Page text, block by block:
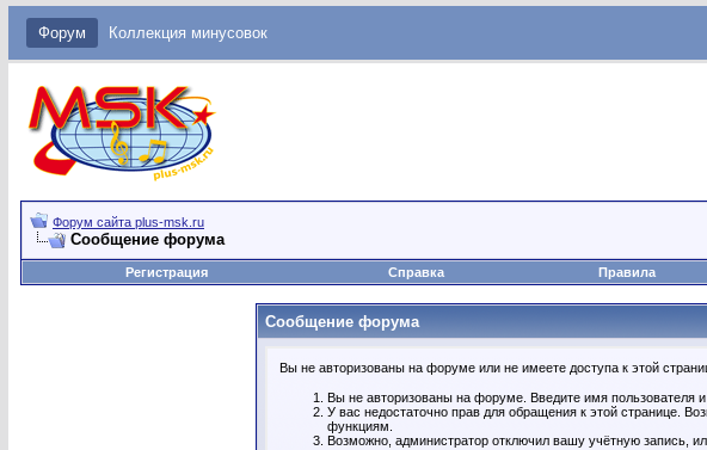
Форум Коллекция минусовок
Форум сайта plus-msk.ru
Сообщение форума
Регистрация
Справка Правила
Сообщение форума
Вы не авторизованы на форуме или не имеете доступа к этой
Вы не авторизованы на форуме. Введите имя пользователя
У вас недостаточно прав для обращения к этой странице.
функциям.
Возможно, администратор отключил вашу учётную запись,